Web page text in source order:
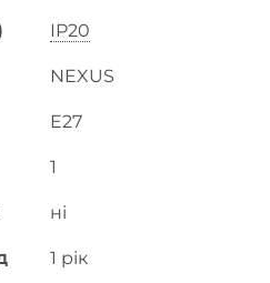
IP20
NEXUS
E27
1
ні
1 рік